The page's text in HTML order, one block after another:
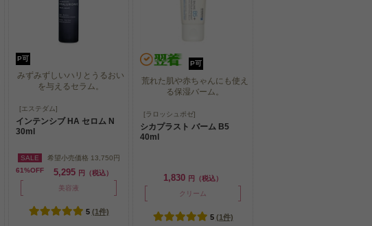
P可
みずみずしいハリとうるおい
を与えるセラム。
みずみずしいハリとうるおい
を与えるセラム。
[エステダム]
インテンシブ HA セロム N
30ml
SALE 希望小売価格 13,750円
61%OFF
5,295 円（税込）
美容液
5 (1件)
P可
荒れた肌や赤ちゃんにも使え
る保湿バーム。
荒れた肌や赤ちゃんにも使え
る保湿バーム。
[ラロッシュポゼ]
シカプラスト バーム B5
40ml
1,830 円（税込）
クリーム
5 (1件)